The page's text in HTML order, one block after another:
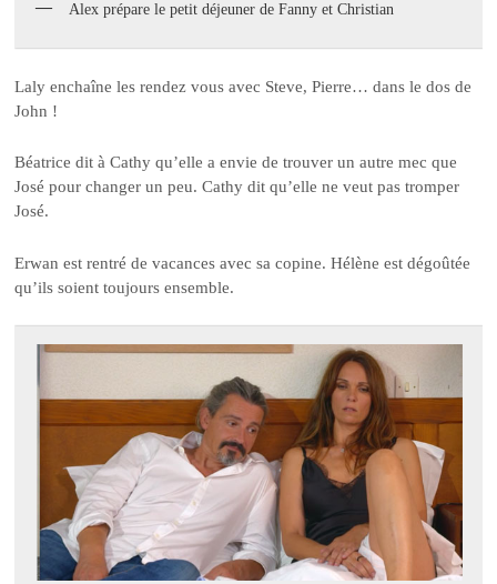
Alex prépare le petit déjeuner de Fanny et Christian
Laly enchaîne les rendez vous avec Steve, Pierre… dans le dos de
John !
Béatrice dit à Cathy qu’elle a envie de trouver un autre mec que
José pour changer un peu. Cathy dit qu’elle ne veut pas tromper
José.
Erwan est rentré de vacances avec sa copine. Hélène est dégoûtée
qu’ils soient toujours ensemble.